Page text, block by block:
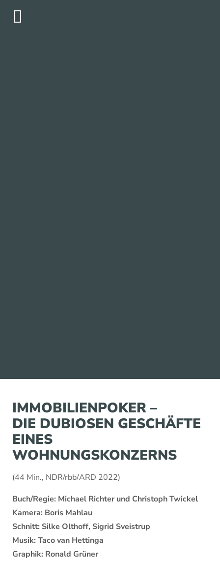
IMMOBILIENPOKER –
DIE DUBIOSEN GESCHÄFTE
EINES
WOHNUNGSKONZERNS
(44 Min., NDR/rbb/ARD 2022)
Buch/Regie: Michael Richter und Christoph Twickel
Kamera: Boris Mahlau
Schnitt: Silke Olthoff, Sigrid Sveistrup
Musik: Taco van Hettinga
Graphik: Ronald Grüner